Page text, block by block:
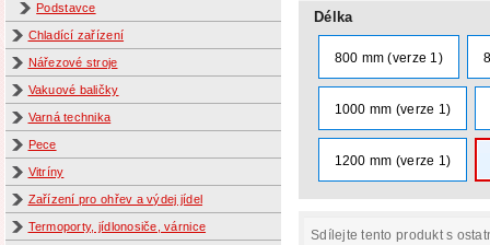
Podstavce
Chladící zařízení
Nářezové stroje
Vakuové baličky
Varná technika
Pece
Vitríny
Zařízení pro ohřev a výdej jídel
Termoporty, jídlonosiče, várnice
Délka
800 mm (verze 1)
1000 mm (verze 1)
1200 mm (verze 1)
Sdílejte tento produkt s